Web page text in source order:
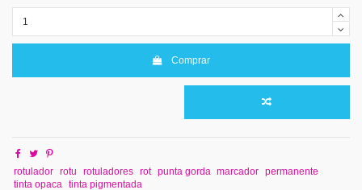
Comprar
rotulador rotu rotuladores rot punta gorda marcador permanente
tinta opaca
tinta pigmentada